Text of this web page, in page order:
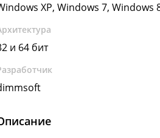
XP, Windows 7, Windows
и 64 бит